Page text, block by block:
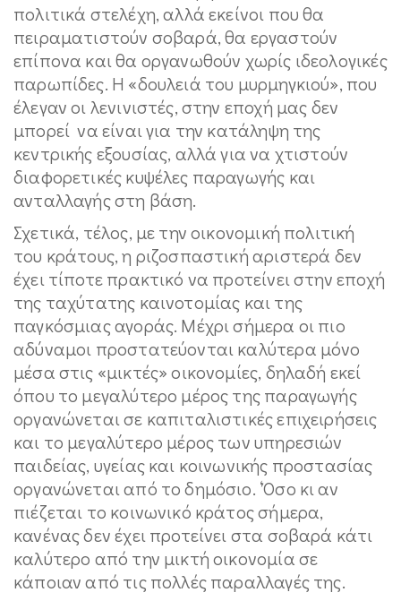
πολιτικά στελέχη, αλλά εκείνοι που θα
πειραματιστούν σοβαρά, θα εργαστούν
επίπονα και θα οργανωθούν χωρίς ιδεολογικές
παρωπίδες. Η «δουλειά του μυρμηγκιού», που
έλεγαν οι λενινιστές, στην εποχή μας δεν
μπορεί να είναι για την κατάληψη της
κεντρικής εξουσίας, αλλά για να χτιστούν
διαφορετικές κυψέλες παραγωγής και
ανταλλαγής στη βάση.
Σχετικά, τέλος, με την οικονομική πολιτική
του κράτους, η ριζοσπαστική αριστερά δεν
έχει τίποτε πρακτικό να προτείνει στην εποχή
της ταχύτατης καινοτομίας και της
παγκόσμιας αγοράς. Μέχρι σήμερα οι πιο
αδύναμοι προστατεύονται καλύτερα μόνο
μέσα στις «μικτές» οικονομίες, δηλαδή εκεί
όπου το μεγαλύτερο μέρος της παραγωγής
οργανώνεται σε καπιταλιστικές επιχειρήσεις
και το μεγαλύτερο μέρος των υπηρεσιών
παιδείας, υγείας και κοινωνικής προστασίας
οργανώνεται από το δημόσιο. ‘Όσο κι αν
πιέζεται το κοινωνικό κράτος σήμερα,
κανένας δεν έχει προτείνει στα σοβαρά κάτι
καλύτερο από την μικτή οικονομία σε
κάποιαν από τις πολλές παραλλαγές της.